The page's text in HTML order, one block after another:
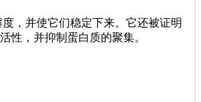
，并使它们稳定下来。它还被证明
性，并抑制蛋白质的聚集。